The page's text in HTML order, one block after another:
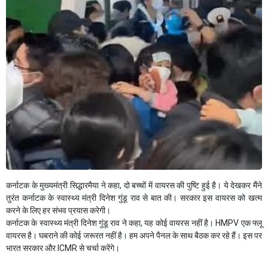
कर्नाटक के मुख्यमंत्री सिद्धारमैया ने कहा, दो बच्चों में वायरस की पुष्टि हुई है। ये देखकर मैंने
तुरंत कर्नाटक के स्वास्थ्य मंत्री दिनेश गुंडू राव से बात की। सरकार इस वायरस को खत्म
करने के लिए हर संभव प्रयास करेगी।
कर्नाटक के स्वास्थ्य मंत्री दिनेश गुंडू राव ने कहा, यह कोई वायरस नहीं है। HMPV एक फ्लू
वायरस है। घबराने की कोई जरूरत नहीं है। हम अपने पैनल के साथ बैठक कर रहे हैं। इस पर
भारत सरकार और ICMR से चर्चा करेंगे।